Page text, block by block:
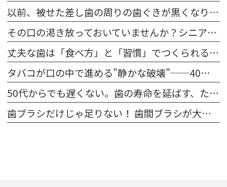
以前、被せた差し歯の周りの歯ぐきが黒くなりました。どうしてですか？
その口の渇き放っておいていませんか？シニア世代に多い「ドライマウス」を防ぐ習慣
丈夫な歯は「食べ方」と「習慣」でつくられる｜今日から始める口腔ケア
タバコが口の中で進める"静かな破壊"──40代～50代が今すぐ知るべきこと
50代からでも遅くない。歯の寿命を延ばす、たった一つの習慣
歯ブラシだけじゃ足りない！ 歯間ブラシが大切な理由